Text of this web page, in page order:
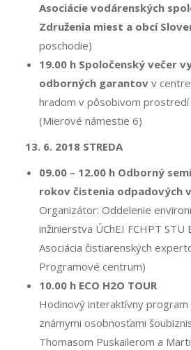
Asociácie vodárenských
Združenia miest a obcí
poschodie)
19.00 h Spoločenský večer
odborných garantovv
hradom v pôsobivom prostredí
(Mierové námestie 6)
13. 6. 2018 STREDA
09.00 – 12.00 h Odborný
rokov čistenia odpadových
Organizátor: Oddelenie
inžinierstva ÚChEI FCHPT STU
Asociácia čistiarenských
Programové centrum)
10.00 h ECO H2O TOUR
Hodinový interaktívny
známymi osobnosťami
Thomasom Puskailerom a